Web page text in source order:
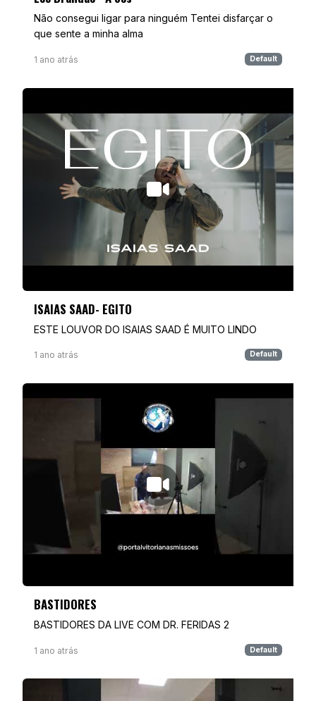
Não consegui ligar para ninguém Tentei disfarçar o
que sente a minha alma
1 ano atrás Default
ISAIAS SAAD- EGITO
ESTE LOUVOR DO ISAIAS SAAD É MUITO LINDO
1 ano atrás Default
BASTIDORES
BASTIDORES DA LIVE COM DR. FERIDAS 2
1 ano atrás Default